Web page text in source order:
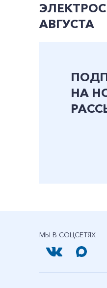
АВГУСТА
НА
МЫ В СОЦСЕТЯХ